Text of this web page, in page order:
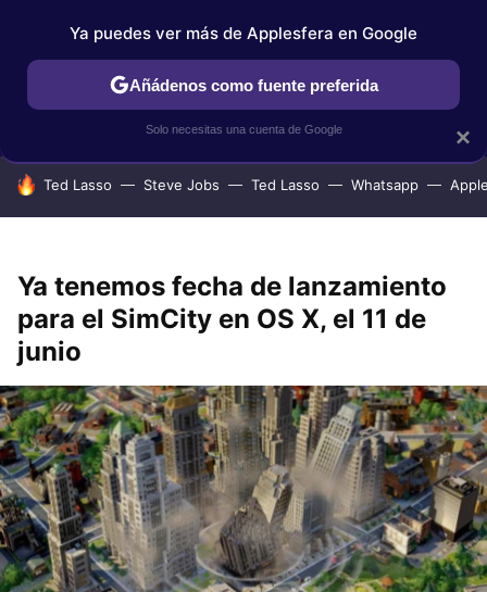
IPHONE TUTORIALES APPLESFERA SELECCIÓN
HOY SE HABLA DE
Ted Lasso Steve Jobs Ted Lasso Whatsapp
Ya tenemos fecha de lanzamiento
para el SimCity en OS X, el 11 de
junio
×
Ya puedes ver más de Applesfera en Google
Añádenos como fuente preferida
Solo necesitas una cuenta de Google